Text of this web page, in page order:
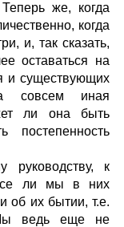
же, когда
когда
и, так сказать,
оставаться на
и существующих
совсем иная
ли она быть
постепенность
руководству, к
ли мы в них
об их бытии, т.е.
ведь еще не